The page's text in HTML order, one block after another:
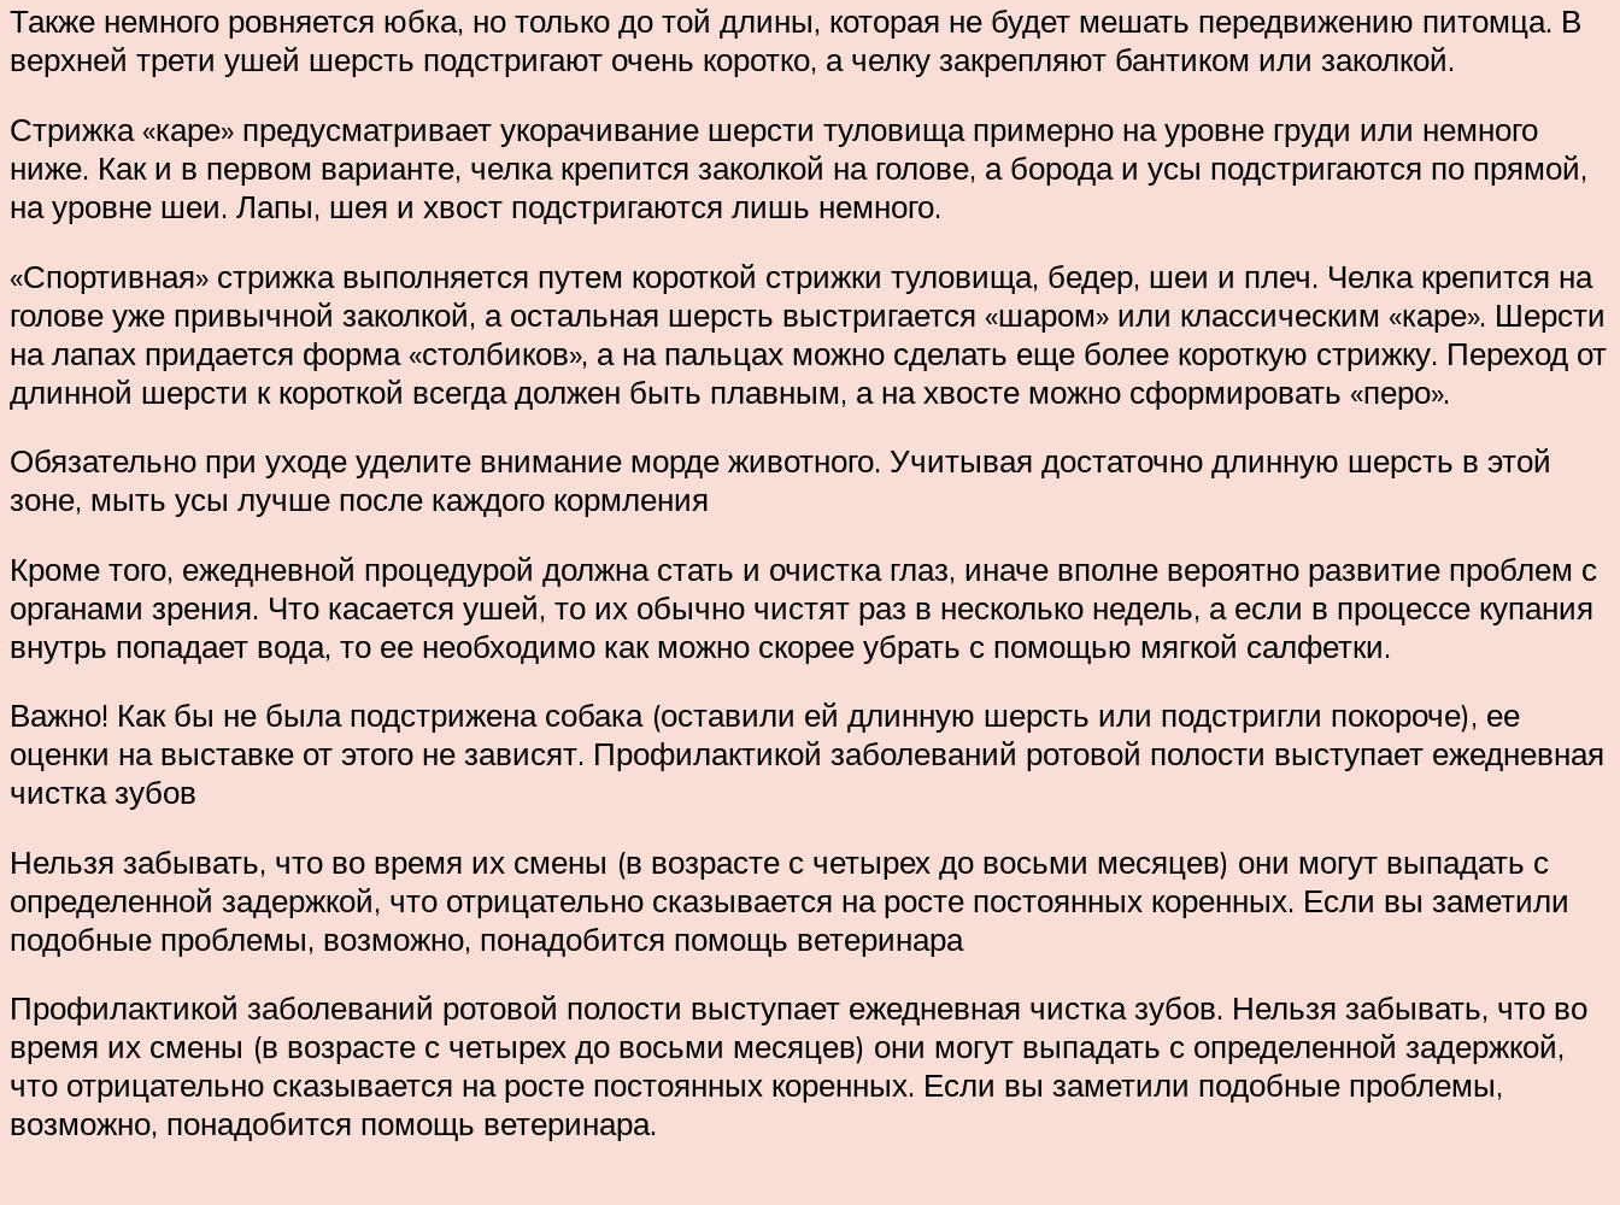
Также немного ровняется юбка, но только до той длины, которая не будет мешать передвижению питомца. В
верхней трети ушей шерсть подстригают очень коротко, а челку закрепляют бантиком или заколкой.
Стрижка «каре» предусматривает укорачивание шерсти туловища примерно на уровне груди или немного
ниже. Как и в первом варианте, челка крепится заколкой на голове, а борода и усы подстригаются по прямой,
на уровне шеи. Лапы, шея и хвост подстригаются лишь немного.
«Спортивная» стрижка выполняется путем короткой стрижки туловища, бедер, шеи и плеч. Челка крепится на
голове уже привычной заколкой, а остальная шерсть выстригается «шаром» или классическим «каре». Шерсти
на лапах придается форма «столбиков», а на пальцах можно сделать еще более короткую стрижку. Переход от
длинной шерсти к короткой всегда должен быть плавным, а на хвосте можно сформировать «перо».
Обязательно при уходе уделите внимание морде животного. Учитывая достаточно длинную шерсть в этой
зоне, мыть усы лучше после каждого кормления
Кроме того, ежедневной процедурой должна стать и очистка глаз, иначе вполне вероятно развитие проблем с
органами зрения. Что касается ушей, то их обычно чистят раз в несколько недель, а если в процессе купания
внутрь попадает вода, то ее необходимо как можно скорее убрать с помощью мягкой салфетки.
Важно! Как бы не была подстрижена собака (оставили ей длинную шерсть или подстригли покороче), ее
оценки на выставке от этого не зависят. Профилактикой заболеваний ротовой полости выступает ежедневная
чистка зубов
Нельзя забывать, что во время их смены (в возрасте с четырех до восьми месяцев) они могут выпадать с
определенной задержкой, что отрицательно сказывается на росте постоянных коренных. Если вы заметили
подобные проблемы, возможно, понадобится помощь ветеринара
Профилактикой заболеваний ротовой полости выступает ежедневная чистка зубов. Нельзя забывать, что во
время их смены (в возрасте с четырех до восьми месяцев) они могут выпадать с определенной задержкой,
что отрицательно сказывается на росте постоянных коренных. Если вы заметили подобные проблемы,
возможно, понадобится помощь ветеринара.